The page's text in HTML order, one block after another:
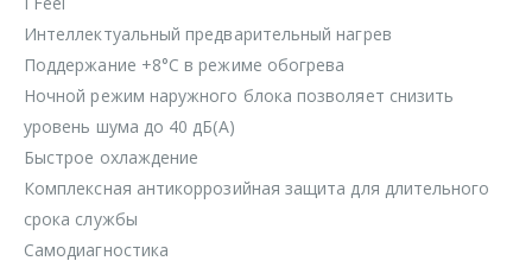
Интеллектуальный предварительный нагрев
Поддержание +8°С в режиме обогрева
Ночной режим наружного блока позволяет снизить
уровень шума до 40 дБ(А)
Быстрое охлаждение
Комплексная антикоррозийная защита для длительного
срока службы
Самодиагностика